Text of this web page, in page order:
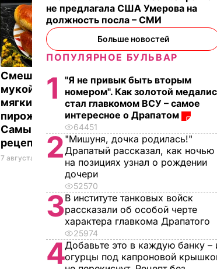
Смешайте это с
мукой – и целая гора
мягких, словно пух,
пирожков готова.
Самый лучший
рецепт
7 августа, 18.16БУЛЬВАР
Три важных шага – и
ваш салат из
будет невероятным
7 августа, 17.29БУЛЬВАР
не предлагала США Умерова на
должность посла – СМИ
Больше новостей
ПОПУЛЯРНОЕ БУЛЬВАР
1
"Я не привык быть вторым
номером". Как золотой
стал главкомом ВСУ – самое
интересное о Драпатом
64451
2 "Мишуня, дочка родилась!"
Драпатый рассказал, как ночью
на позициях узнал о рождении
дочери
52570
3В институте танковых войск
рассказали об особой черте
характера главкома Драпатого
25974
4Добавьте это в каждую банку –
огурцы под капроновой